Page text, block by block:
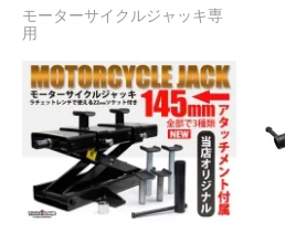
モーターサイクルジャッキ専
用